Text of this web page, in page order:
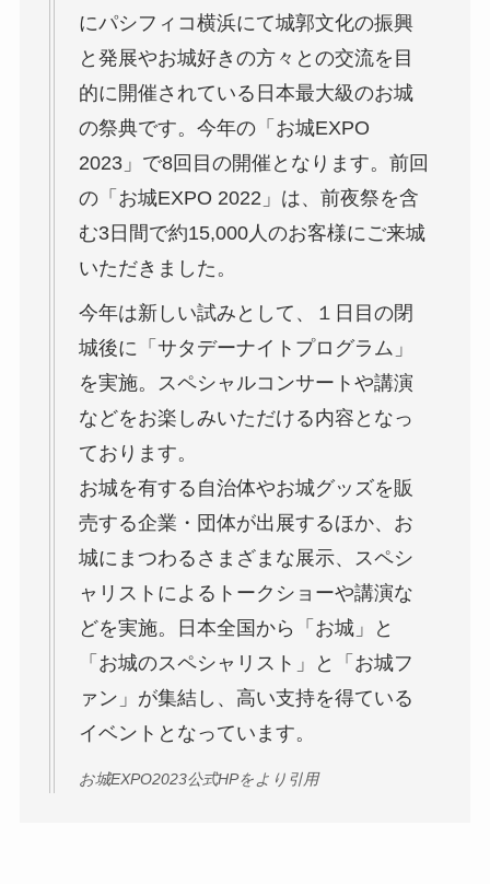
にパシフィコ横浜にて城郭文化の振興
と発展やお城好きの方々との交流を目
的に開催されている日本最大級のお城
の祭典です。今年の「お城EXPO
2023」で8回目の開催となります。前回
の「お城EXPO 2022」は、前夜祭を含
む3日間で約15,000人のお客様にご来城
いただきました。
今年は新しい試みとして、１日目の閉
城後に「サタデーナイトプログラム」
を実施。スペシャルコンサートや講演
などをお楽しみいただける内容となっ
ております。
お城を有する自治体やお城グッズを販
売する企業・団体が出展するほか、お
城にまつわるさまざまな展示、スペシ
ャリストによるトークショーや講演な
どを実施。日本全国から「お城」と
「お城のスペシャリスト」と「お城フ
ァン」が集結し、高い支持を得ている
イベントとなっています。
お城EXPO2023公式HPをより引用